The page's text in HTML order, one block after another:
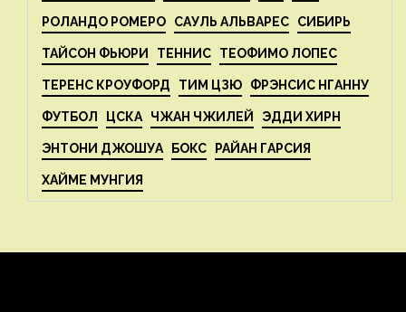
РОЛАНДО РОМЕРО САУЛЬ АЛЬВАРЕС СИБИРЬ
ТАЙСОН ФЬЮРИ ТЕННИС ТЕОФИМО ЛОПЕС
ТЕРЕНС КРОУФОРД ТИМ ЦЗЮ ФРЭНСИС НГАННУ
ФУТБОЛ ЦСКА ЧЖАН ЧЖИЛЕЙ ЭДДИ ХИРН
ЭНТОНИ ДЖОШУА БОКС РАЙАН ГАРСИЯ
ХАЙМЕ МУНГИЯ